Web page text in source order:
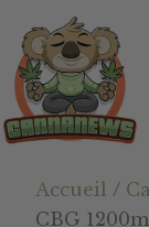
contenu
principal
barre
latérale
principale
footer
Accueil /
CBG